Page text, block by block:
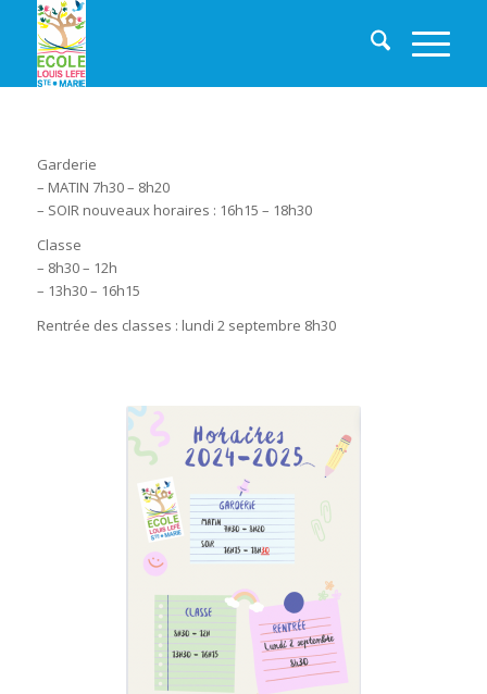
Garderie
– MATIN 7h30 – 8h20
– SOIR nouveaux horaires : 16h15 – 18h30
Classe
– 8h30 – 12h
– 13h30 – 16h15
Rentrée des classes : lundi 2 septembre 8h30